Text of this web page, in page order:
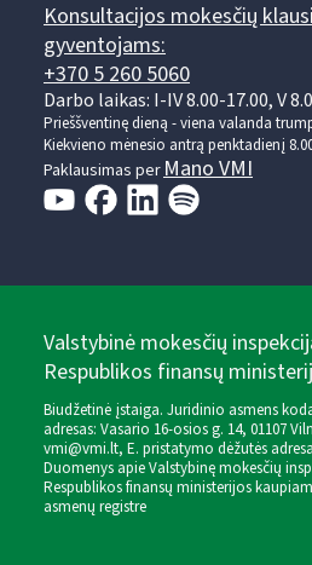
Konsultacijos mokesčių
gyventojams:
+370 5 260 5060
Darbo laikas: I-IV 8.00-17.00, V
Prieššventinę dieną - viena valanda
Kiekvieno mėnesio antrą penktadienį
Paklausimas perMano VMI
Valstybinė mokesčių
Respublikos finansų
Biudžetinė įstaiga. Juridinio asmens
adresas: Vasario 16-osios g. 14, 01107
vmi@vmi.lt, E. pristatymo dėžutės
Duomenys apie Valstybinę mokesčių
Respublikos finansų ministerijos
asmenų registre